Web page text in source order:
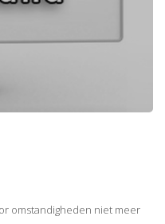
omstandigheden niet meer